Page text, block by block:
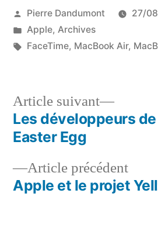
Publié
par
Pierre Dandumont
27/
Publié
dans
Apple, Archives
Étiquettes :
FaceTime, MacBook Air,
Navigation
l’article
Article précédent
Apple et le projet
Article suivant
Article
Les développeurs
Easter Egg